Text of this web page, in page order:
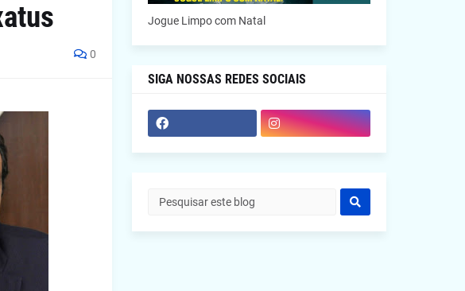
0
Jogue Limpo com Natal
SIGA NOSSAS REDES SOCIAIS